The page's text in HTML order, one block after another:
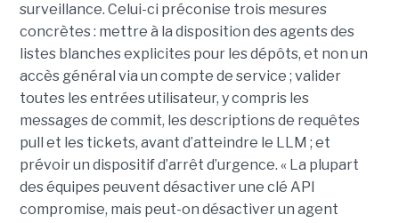
surveillance. Celui-ci préconise trois mesures
concrètes : mettre à la disposition des agents des
listes blanches explicites pour les dépôts, et non un
accès général via un compte de service ; valider
toutes les entrées utilisateur, y compris les
messages de commit, les descriptions de requêtes
pull et les tickets, avant d’atteindre le LLM ; et
prévoir un dispositif d’arrêt d’urgence. « La plupart
des équipes peuvent désactiver une clé API
compromise, mais peut-on désactiver un agent